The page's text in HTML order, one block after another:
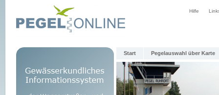
Hilfe
Start Pegelauswahl über Karte